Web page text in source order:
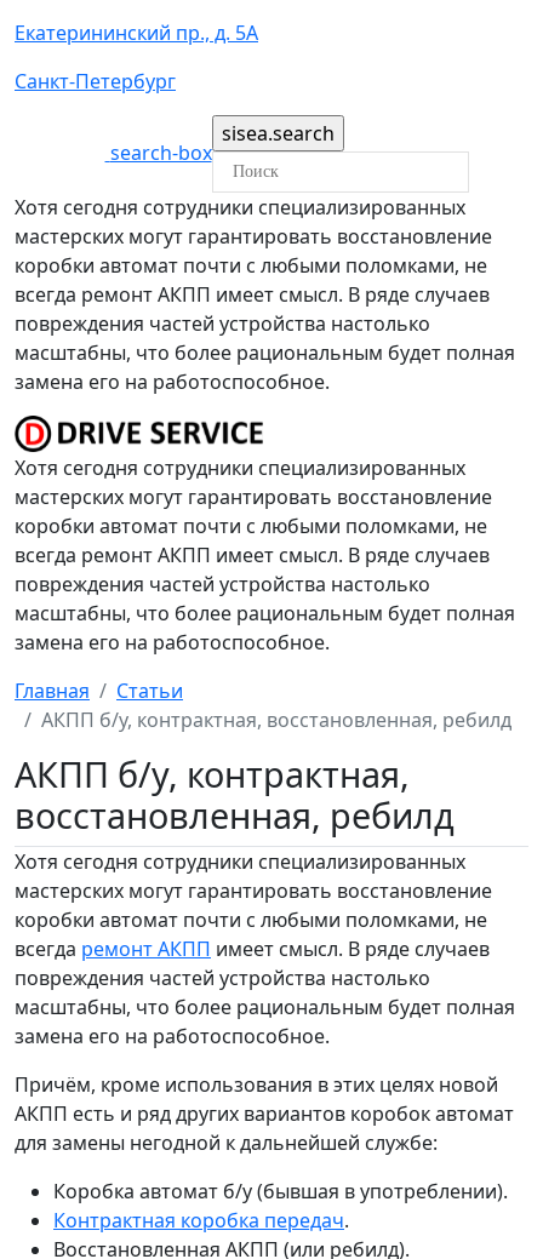
Екатерининский пр., д. 5А
Санкт-Петербург
search-box
Хотя сегодня сотрудники специализированных
мастерских могут гарантировать восстановление
коробки автомат почти с любыми поломками, не
всегда ремонт АКПП имеет смысл. В ряде случаев
повреждения частей устройства настолько
масштабны, что более рациональным будет полная
замена его на работоспособное.
Хотя сегодня сотрудники специализированных
мастерских могут гарантировать восстановление
коробки автомат почти с любыми поломками, не
всегда ремонт АКПП имеет смысл. В ряде случаев
повреждения частей устройства настолько
масштабны, что более рациональным будет полная
замена его на работоспособное.
Главная
Статьи
АКПП б/у, контрактная, восстановленная, ребилд
АКПП б/у, контрактная,
восстановленная, ребилд
Хотя сегодня сотрудники специализированных
мастерских могут гарантировать восстановление
коробки автомат почти с любыми поломками, не
всегда ремонт АКПП имеет смысл. В ряде случаев
повреждения частей устройства настолько
масштабны, что более рациональным будет полная
замена его на работоспособное.
Причём, кроме использования в этих целях новой
АКПП есть и ряд других вариантов коробок автомат
для замены негодной к дальнейшей службе:
Коробка автомат б/у (бывшая в употреблении).
Контрактная коробка передач.
Восстановленная АКПП (или ребилд).